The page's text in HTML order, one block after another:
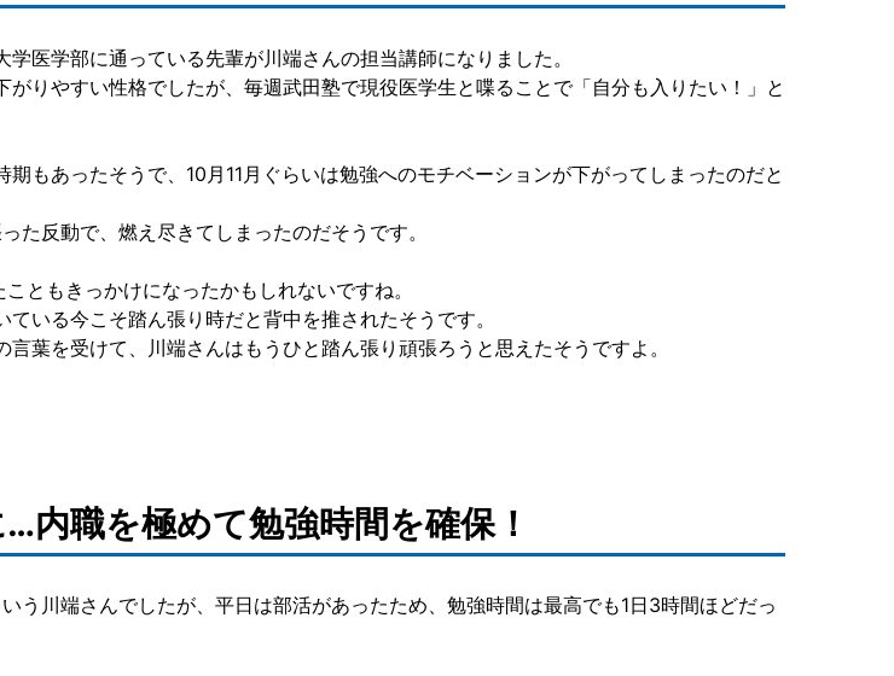
医学部に通っている先輩が川端さんの担当講師になりました。
がりやすい性格でしたが、毎週武田塾で現役医学生と喋ることで「自分も入りたい！」と
もあったそうで、10月11月ぐらいは勉強へのモチベーションが下がってしまったのだと
た反動で、燃え尽きてしまったのだそうです。
ともきっかけになったかもしれないですね。
いる今こそ踏ん張り時だと背中を推されたそうです。
葉を受けて、川端さんはもうひと踏ん張り頑張ろうと思えたそうですよ。
内職を極めて勉強時間を確保！
う川端さんでしたが、平日は部活があったため、勉強時間は最高でも1日3時間ほどだっ